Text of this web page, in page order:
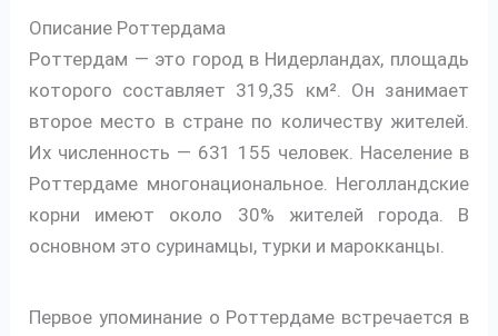
Описание Роттердама
Роттердам — это город в Нидерландах, площадь
которого составляет 319,35 км². Он занимает
второе место в стране по количеству жителей.
Их численность — 631 155 человек. Население в
Роттердаме многонациональное. Неголландские
корни имеют около 30% жителей города. В
основном это суринамцы, турки и марокканцы.
Первое упоминание о Роттердаме встречается в